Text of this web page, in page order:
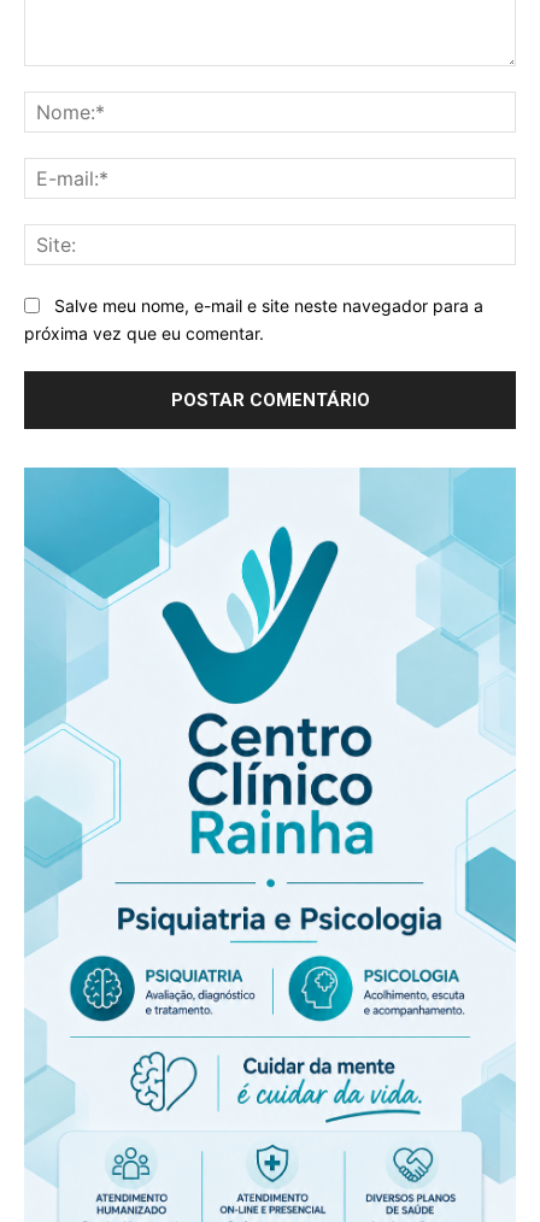
Salve meu nome, e-mail e site neste navegador para a
próxima vez que eu comentar.